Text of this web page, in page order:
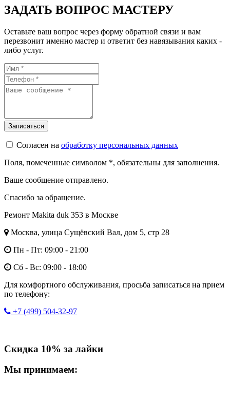
ЗАДАТЬ ВОПРОС МАСТЕРУ
Оставьте ваш вопрос через форму обратной связи и вам
перезвонит именно мастер и ответит без навязывания каких -
либо услуг.
Согласен на обработку персональных данных
Поля, помеченные символом *, обязательны для заполнения.
Ваше сообщение отправлено.
Спасибо за обращение.
Ремонт Makita duk 353 в Москве
Москва, улица Сущёвский Вал, дом 5, стр 28
Пн - Пт: 09:00 - 21:00
Сб - Вс: 09:00 - 18:00
Для комфортного обслуживания, просьба записаться на прием
по телефону:
+7 (499) 504-32-97
Скидка 10% за лайки
Мы принимаем: